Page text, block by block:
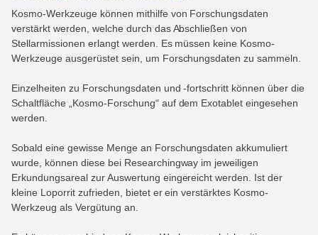
Kosmo-Werkzeuge können mithilfe von Forschungsdaten
verstärkt werden, welche durch das Abschließen von
Stellarmissionen erlangt werden. Es müssen keine Kosmo-
Werkzeuge ausgerüstet sein, um Forschungsdaten zu sammeln.
Einzelheiten zu Forschungsdaten und -fortschritt können über die
Schaltfläche „Kosmo-Forschung“ auf dem Exotablet eingesehen
werden.
Sobald eine gewisse Menge an Forschungsdaten akkumuliert
wurde, können diese bei Researchingway im jeweiligen
Erkundungsareal zur Auswertung eingereicht werden. Ist der
kleine Loporrit zufrieden, bietet er ein verstärktes Kosmo-
Werkzeug als Vergütung an.